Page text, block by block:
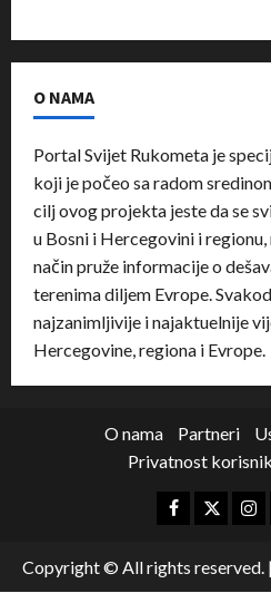
O NAMA
Portal Svijet Rukometa je
koji je počeo sa radom
cilj ovog projekta jeste da se
u Bosni i Hercegovini i
način pruže informacije o
terenima diljem Evrope.
najzanimljivije i najaktuelnije
Hercegovine, regiona i Evrope.
O nama Partneri
Privatnost
Copyright © All rights reserved. |